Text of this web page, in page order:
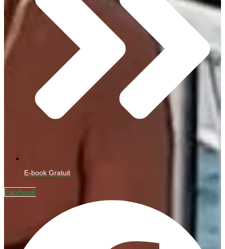
E-book Gratuit
Facebook